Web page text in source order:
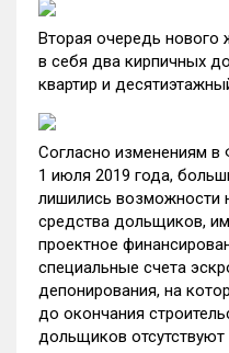
Вторая очередь нового
в себя два кирпичных
квартир и
Согласно изменениям в
1 июля 2019 года,
лишились возможности
средства дольщиков,
проектное
специальные счета
депонирования, на
до окончания
дольщиков